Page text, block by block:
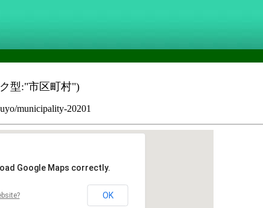
型:"市区町村")
municipality-20201
Google Maps correctly.
OK